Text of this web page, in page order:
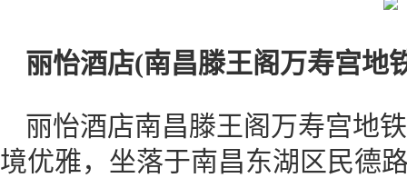
丽怡酒店(南昌滕王阁万寿宫地
丽怡酒店南昌滕王阁万寿宫地
境优雅，坐落于南昌东湖区民德